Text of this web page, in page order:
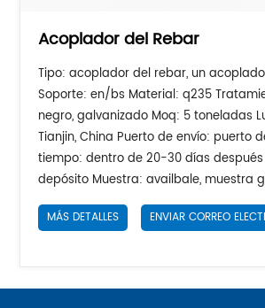
Acoplador del Rebar
Tipo: acoplador del rebar, un
Soporte: en/bs Material: q235
negro, galvanizado Moq: 5 toneladas
Tianjin, China Puerto de envío: puerto
tiempo: dentro de 20-30 días
depósito Muestra: availbale, muestra
MÁS DETALLES ENVIAR CORREO